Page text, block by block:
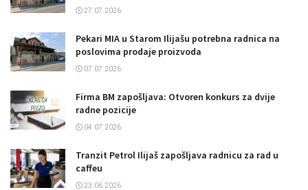
27.07.2026.
Pekari MIA u Starom Ilijašu potrebna radnica na
poslovima prodaje proizvoda
07.07.2026.
Firma BM zapošljava: Otvoren konkurs za dvije
radne pozicije
04.07.2026.
Tranzit Petrol Ilijaš zapošljava radnicu za rad u
caffeu
23.06.2026.